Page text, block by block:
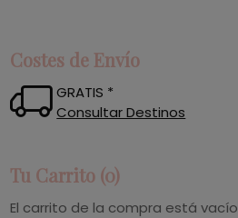
Costes de Envío
GRATIS *
Consultar Destinos
Tu Carrito (0)
El carrito de la compra está vacío